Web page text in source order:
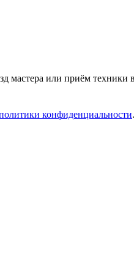
мастера или приём техники
конфиденциальности.